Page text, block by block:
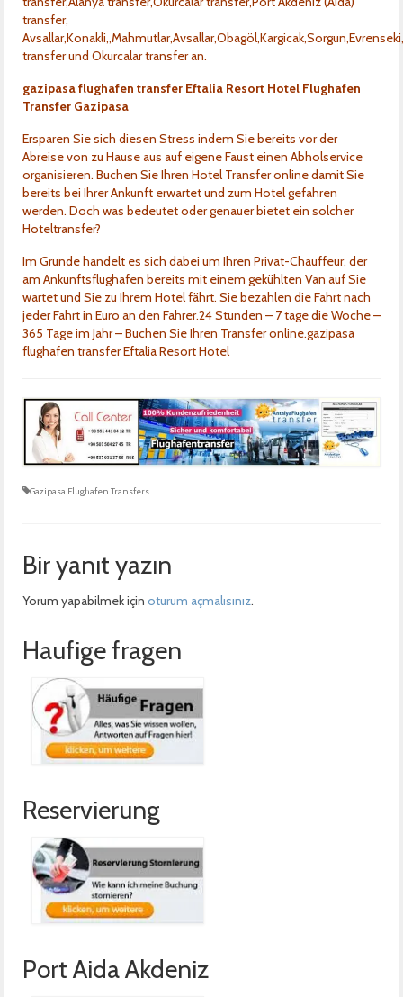
transfer,
transfer und Okurcalar transfer an.
gazipasa flughafen transfer Eftalia Resort Hotel Flughafen
Transfer Gazipasa
Ersparen Sie sich diesen Stress indem Sie bereits vor der
Abreise von zu Hause aus auf eigene Faust einen Abholservice
organisieren. Buchen Sie Ihren Hotel Transfer online damit Sie
bereits bei Ihrer Ankunft erwartet und zum Hotel gefahren
werden. Doch was bedeutet oder genauer bietet ein solcher
Hoteltransfer?
Im Grunde handelt es sich dabei um Ihren Privat-Chauffeur, der
am Ankunftsflughafen bereits mit einem gekühlten Van auf Sie
wartet und Sie zu Ihrem Hotel fährt. Sie bezahlen die Fahrt nach
jeder Fahrt in Euro an den Fahrer.24 Stunden – 7 tage die Woche –
365 Tage im Jahr – Buchen Sie Ihren Transfer online.gazipasa
flughafen transfer Eftalia Resort Hotel
Gazipasa Flughafen Transfers
Bir yanıt yazın
Yorum yapabilmek için oturum açmalısınız.
Haufige fragen
Reservierung
Port Aida Akdeniz